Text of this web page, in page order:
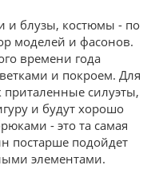
и блузы, костюмы - по
моделей и фасонов.
времени года
и покроем. Для
силуэты,
и будут хорошо
- это та самая
постарше подойдет
элементами.